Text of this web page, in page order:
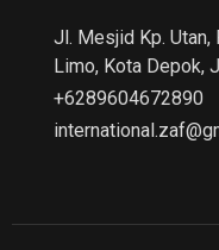
Jl. Mesjid Kp. Utan,
Limo, Kota Depok,
+6289604672890